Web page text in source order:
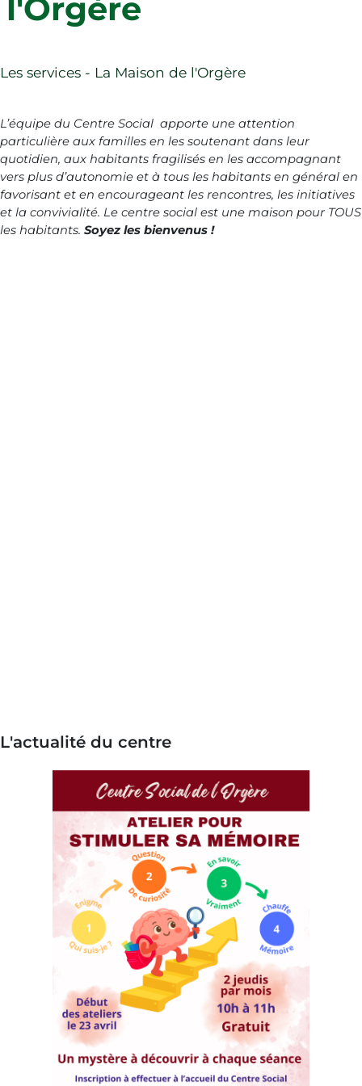
Publications
Médiathèque Albert Camus
Les associations éducatives et scolaires
Agenda
Rechercher
l'Orgère
Fil d'Ariane
Les services - La Maison de l'Orgère
L’équipe du Centre Social apporte une attention
particulière aux familles en les soutenant dans leur
quotidien, aux habitants fragilisés en les accompagnant
vers plus d’autonomie et à tous les habitants en général en
favorisant et en encourageant les rencontres, les initiatives
et la convivialité. Le centre social est une maison pour TOUS
les habitants. Soyez les bienvenus !
L'actualité du centre